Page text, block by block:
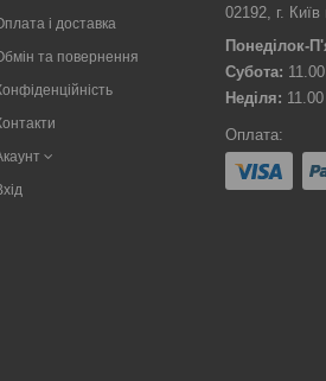
і доставка
та повернення
02192, г.
Понеділок-
Субота:
Неділя:
Оплата: